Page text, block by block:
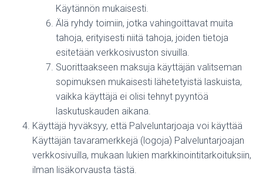
Käytännön mukaisesti.
Älä ryhdy toimiin, jotka vahingoittavat muita
tahoja, erityisesti niitä tahoja, joiden tietoja
esitetään verkkosivuston sivuilla.
Suorittaakseen maksuja käyttäjän valitseman
sopimuksen mukaisesti lähetetyistä laskuista,
vaikka käyttäjä ei olisi tehnyt pyyntöä
laskutuskauden aikana.
Käyttäjä hyväksyy, että Palveluntarjoaja voi käyttää
Käyttäjän tavaramerkkejä (logoja) Palveluntarjoajan
verkkosivuilla, mukaan lukien markkinointitarkoituksiin,
ilman lisäkorvausta tästä.